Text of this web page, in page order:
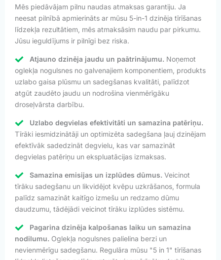
Mēs piedāvājam pilnu naudas atmaksas garantiju. Ja
neesat pilnībā apmierināts ar mūsu 5-in-1 dzinēja tīrīšanas
līdzekļa rezultātiem, mēs atmaksāsim naudu par pirkumu.
Jūsu ieguldījums ir pilnīgi bez riska.
Atjauno dzinēja jaudu un paātrinājumu. Noņemot
oglekļa nogulsnes no galvenajiem komponentiem, produkts
uzlabo gaisa plūsmu un sadegšanas kvalitāti, palīdzot
atgūt zaudēto jaudu un nodrošina vienmērīgāku
droseļvārsta darbību.
Uzlabo degvielas efektivitāti un samazina patēriņu.
Tīrāki iesmidzinātāji un optimizēta sadegšana ļauj dzinējam
efektīvāk sadedzināt degvielu, kas var samazināt
degvielas patēriņu un ekspluatācijas izmaksas.
Samazina emisijas un izplūdes dūmus. Veicinot
tīrāku sadegšanu un likvidējot kvēpu uzkrāšanos, formula
palīdz samazināt kaitīgo izmešu un redzamo dūmu
daudzumu, tādējādi veicinot tīrāku izplūdes sistēmu.
Pagarina dzinēja kalpošanas laiku un samazina
nodilumu. Oglekļa nogulsnes palielina berzi un
nevienmērīgu sadegšanu. Regulāra mūsu "5 in 1" tīrīšanas